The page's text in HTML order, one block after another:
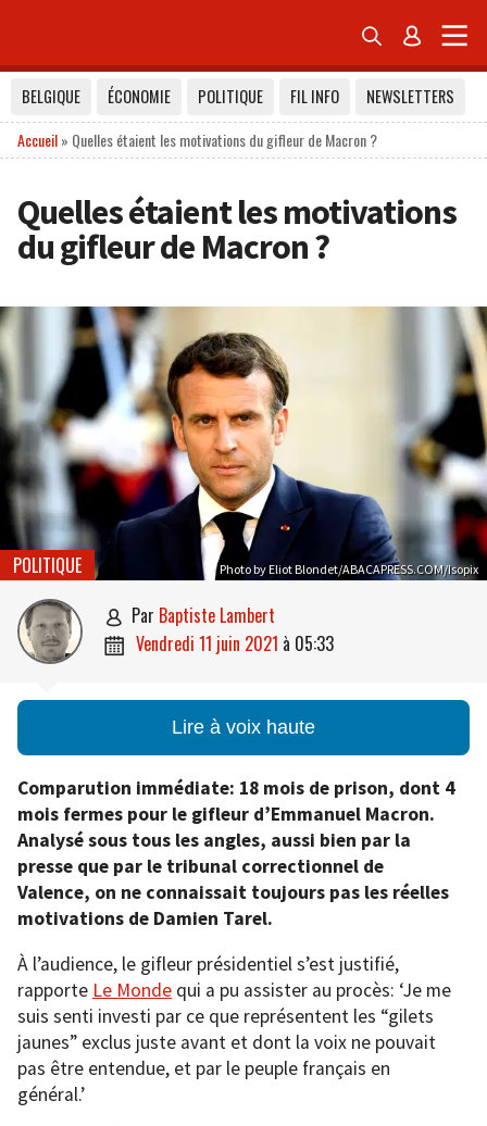
 
BELGIQUE ÉCONOMIE POLITIQUE FIL INFO
NEWSLETTERS
Accueil» Quelles étaient les motivations du gifleur de Macron ?
Quelles étaient les motivations
du gifleur de Macron ?
Photo by Eliot Blondet/ABACAPRESS.COM/Isopix
POLITIQUE
 par Baptiste Lambert
 vendredi 11 juin 2021 à 05:33
Lire à voix haute
Comparution immédiate: 18 mois de prison, dont 4
mois fermes pour le gifleur d’Emmanuel Macron.
Analysé sous tous les angles, aussi bien par la
presse que par le tribunal correctionnel de
Valence, on ne connaissait toujours pas les réelles
motivations de Damien Tarel.
À l’audience, le gifleur présidentiel s’est justifié,
rapporte Le Monde qui a pu assister au procès: ‘Je me
suis senti investi par ce que représentent les “gilets
jaunes” exclus juste avant et dont la voix ne pouvait
pas être entendue, et par le peuple français en
général.’